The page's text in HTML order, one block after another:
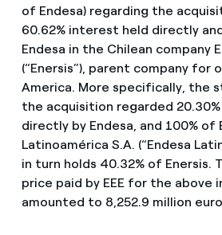
of Endesa) regarding the
60.62% interest held directly
Endesa in the Chilean company
(“Enersis”), parent company for
America. More specifically, the
the acquisition regarded
directly by Endesa, and 100% of
Latinoamérica S.A. (“Endesa
in turn holds 40.32% of Enersis.
price paid by EEE for the above
amounted to 8,252.9 million